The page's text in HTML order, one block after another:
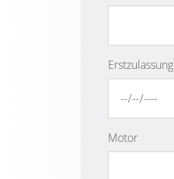
Erstzulassung
Motor